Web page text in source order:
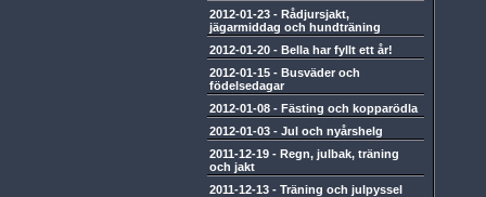
2012-01-23 - Rådjursjakt,
jägarmiddag och hundträning
2012-01-20 - Bella har fyllt ett år!
2012-01-15 - Busväder och
födelsedagar
2012-01-08 - Fästing och kopparödla
2012-01-03 - Jul och nyårshelg
2011-12-19 - Regn, julbak, träning
och jakt
2011-12-13 - Träning och julpyssel